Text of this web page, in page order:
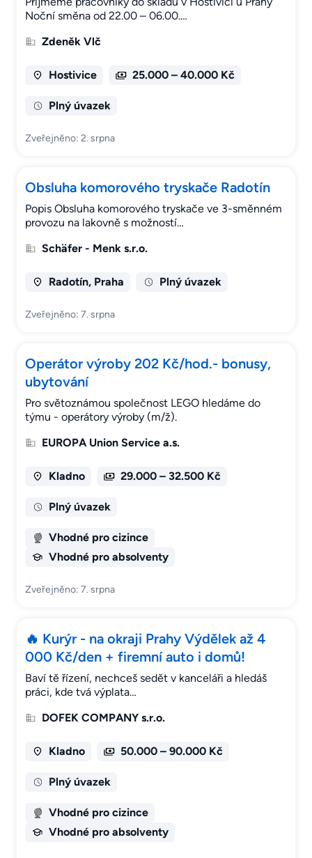
Noční směna od 22.00 – 06.00.…
Zdeněk Vlč
Hostivice 25.000 – 40.000 Kč
Plný úvazek
Zveřejněno: 2. srpna
Obsluha komorového tryskače Radotín
Popis Obsluha komorového tryskače ve 3-směnném
provozu na lakovně s možností…
Schäfer - Menk s.r.o.
Radotín, Praha Plný úvazek
Zveřejněno: 7. srpna
Operátor výroby 202 Kč/hod.- bonusy,
ubytování
Pro světoznámou společnost LEGO hledáme do
týmu - operátory výroby (m/ž).
EUROPA Union Service a.s.
Kladno 29.000 – 32.500 Kč
Plný úvazek
Vhodné pro cizince
Vhodné pro absolventy
Zveřejněno: 7. srpna
🔥 Kurýr - na okraji Prahy Výdělek až 4
000 Kč/den + firemní auto i domů!
Baví tě řízení, nechceš sedět v kanceláři a hledáš
práci, kde tvá výplata…
DOFEK COMPANY s.r.o.
Kladno 50.000 – 90.000 Kč
Plný úvazek
Vhodné pro cizince
Vhodné pro absolventy